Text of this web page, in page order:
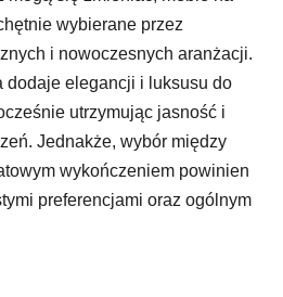
wybierane przez
i nowoczesnych aranżacji.
dodaje elegancji i luksusu do
utrzymując jasność i
Jednakże, wybór między
wykończeniem powinien
preferencjami oraz ogólnym